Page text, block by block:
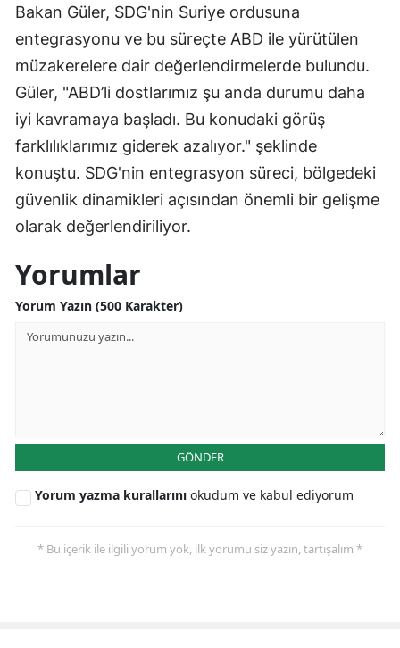
Bakan Güler, SDG'nin Suriye ordusuna
entegrasyonu ve bu süreçte ABD ile yürütülen
müzakerelere dair değerlendirmelerde bulundu.
Güler, "ABD’li dostlarımız şu anda durumu daha
iyi kavramaya başladı. Bu konudaki görüş
farklılıklarımız giderek azalıyor." şeklinde
konuştu. SDG'nin entegrasyon süreci, bölgedeki
güvenlik dinamikleri açısından önemli bir gelişme
olarak değerlendiriliyor.
Yorumlar
Yorum Yazın (500 Karakter)
GÖNDER
Yorum yazma kurallarını okudum ve kabul ediyorum
* Bu içerik ile ilgili yorum yok, ilk yorumu siz yazın, tartışalım *